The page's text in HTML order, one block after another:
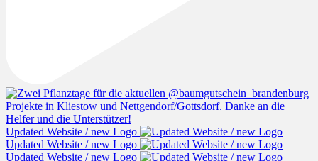
Updated Website / new Logo
Updated Website / new Logo
Updated Website / new Logo